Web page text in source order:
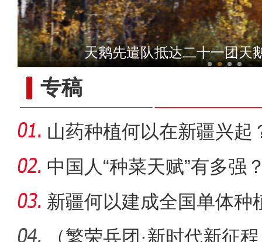
标题：新“食”尚！“小份
山楂挂满园 映红“
专稿
山药种植何以在新疆兴起
中国人“种菜天赋”有多强
场
新疆何以建成全国单体种
范基地
（繁荣兵团·新时代新征